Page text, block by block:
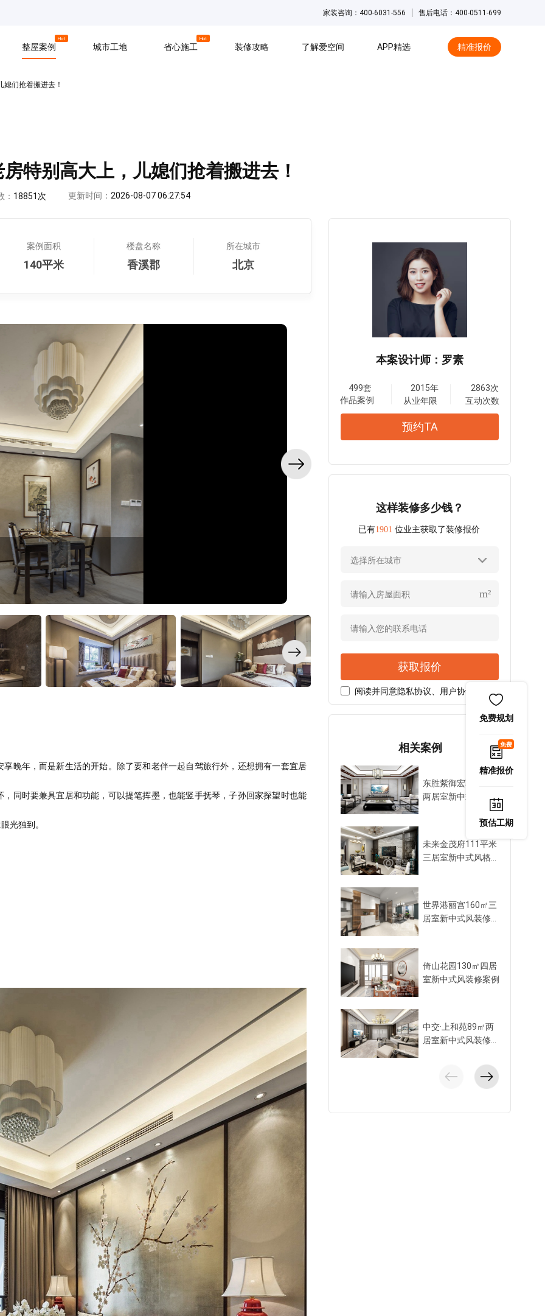
家装咨询：400-6031-556 售后电话：400-0511-699
整屋案例
Hot
城市工地 省心施工
Hot
装修攻略 了解爱空间 APP精选 精准报价
们抢着搬进去！
特别高大上，儿媳们抢着搬进去！
： 18851次 更新时间： 2026-08-07 06:27:54
案例面积
140平米
楼盘名称
香溪郡
所在城市
北京
晚年，而是新生活的开始。除了要和老伴一起自驾旅行外，还想拥有一套宜居
同时要兼具宜居和功能，可以提笔挥墨，也能竖手抚琴，子孙回家探望时也能
光独到。
本案设计师：罗素
499套
作品案例
2015年
从业年限
2863次
互动次数
预约TA
这样装修多少钱？
已有1901 位业主获取了装修报价
选择所在城市
m²
获取报价
阅读并同意隐私协议 用户协议
相关案例
东胜紫御宏著88㎡
两居室新中式风装修
未来金茂府111平米
三居室新中式风格装
世界港丽宫160㎡三
居室新中式风装修案
倚山花园130㎡四居
室新中式风装修案例
中交·上和苑89㎡两
居室新中式风装修案
免费规划
免费
精准报价
预估工期